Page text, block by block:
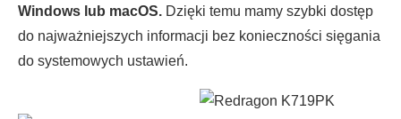
Windows lub macOS. Dzięki temu mamy szybki dostęp
do najważniejszych informacji bez konieczności sięgania
do systemowych ustawień.